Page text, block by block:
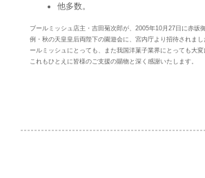
他多数。
ブールミッシュ店主・吉田菊次郎が、2005年10月27日に赤坂
例・秋の天皇皇后両陛下の園遊会に、宮内庁より招待されま
ールミッシュにとっても、また我国洋菓子業界にとっても大変
これもひとえに皆様のご支援の賜物と深く感謝いたします。